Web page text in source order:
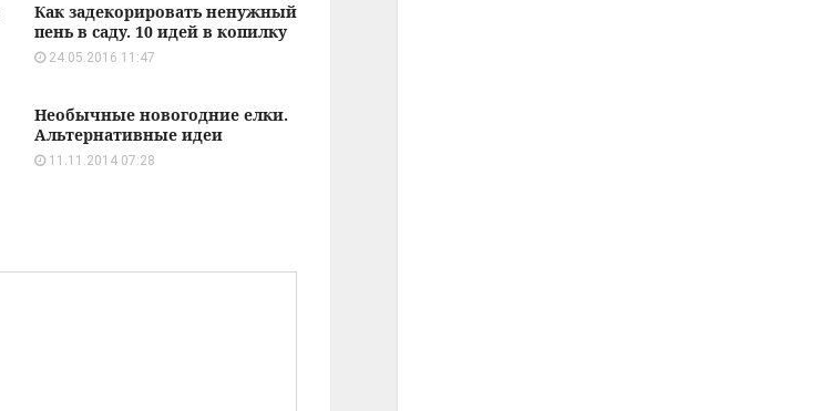
Как задекорировать ненужный
пень в саду. 10 идей в копилку
24.05.2016 11:47
Необычные новогодние елки.
Альтернативные идеи
11.11.2014 07:28